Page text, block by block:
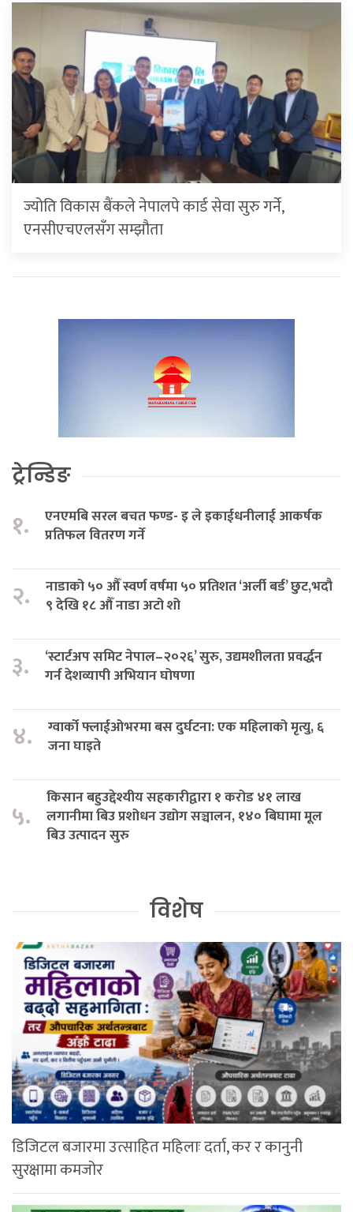
ज्योति विकास बैंकले नेपालपे कार्ड सेवा सुरु गर्ने,
एनसीएचएलसँग सम्झौता
ट्रेन्डिङ
१.
एनएमबि सरल बचत फण्ड- इ ले इकाईधनीलाई आकर्षक
प्रतिफल वितरण गर्ने
२.
नाडाको ५० औँ स्वर्ण वर्षमा ५० प्रतिशत ‘अर्ली बर्ड’ छुट,भदौ
९ देखि १८ औँ नाडा अटो शो
३.
‘स्टार्टअप समिट नेपाल–२०२६’ सुरु, उद्यमशीलता प्रवर्द्धन
गर्न देशव्यापी अभियान घोषणा
४.
ग्वार्को फ्लाईओभरमा बस दुर्घटना: एक महिलाको मृत्यु, ६
जना घाइते
५.
किसान बहुउद्देश्यीय सहकारीद्वारा १ करोड ४१ लाख
लगानीमा बिउ प्रशोधन उद्योग सञ्चालन, १४० बिघामा मूल
बिउ उत्पादन सुरु
विशेष
डिजिटल बजारमा उत्साहित महिलाः दर्ता, कर र कानुनी
सुरक्षामा कमजोर